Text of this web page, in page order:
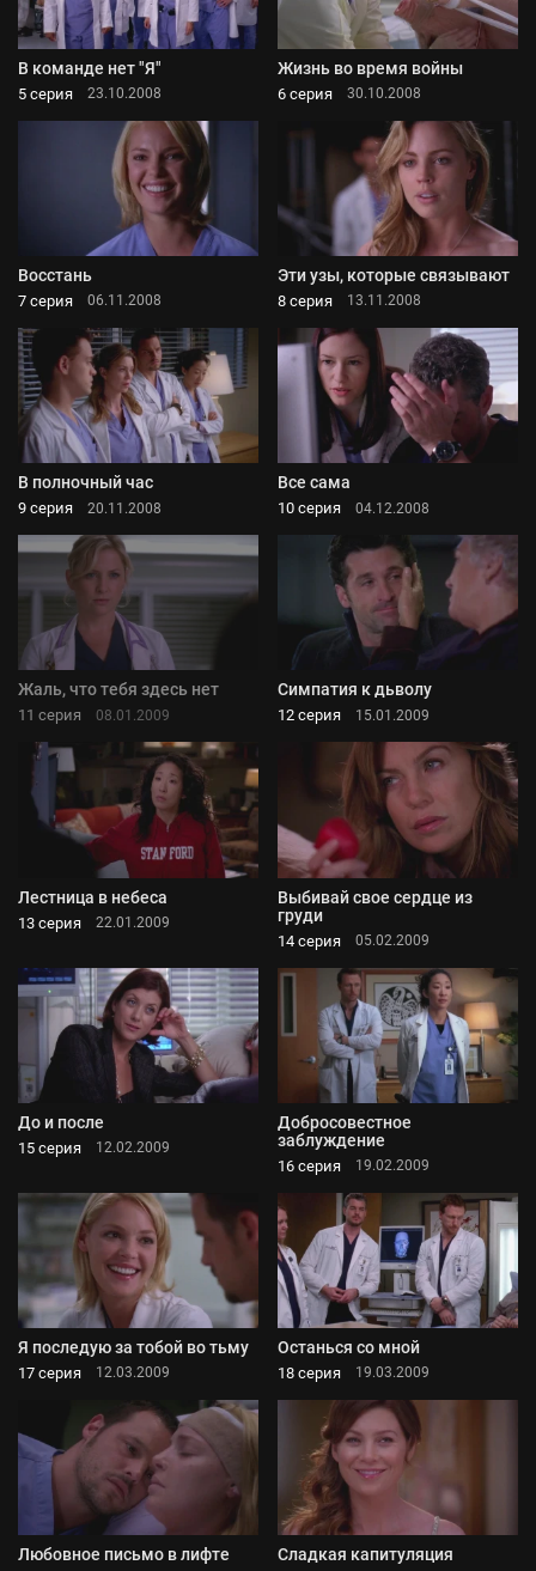
В команде нет "Я"
5 серия 23.10.2008
Жизнь во время войны
6 серия 30.10.2008
Восстань
7 серия 06.11.2008
Эти узы, которые связывают
8 серия 13.11.2008
В полночный час
9 серия 20.11.2008
Все сама
10 серия 04.12.2008
Жаль, что тебя здесь нет
11 серия 08.01.2009
Симпатия к дьволу
12 серия 15.01.2009
Лестница в небеса
13 серия 22.01.2009
Выбивай свое сердце из
груди
14 серия 05.02.2009
До и после
15 серия 12.02.2009
Добросовестное
заблуждение
16 серия 19.02.2009
Я последую за тобой во тьму
17 серия 12.03.2009
Останься со мной
18 серия 19.03.2009
Любовное письмо в лифте Сладкая капитуляция